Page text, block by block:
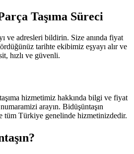
Taşıma Süreci
ve adresleri bildirin. Size anında fiyat
tarihte ekibimiz eşyayı alır ve
hızlı ve güvenli.
hizmetimiz hakkında bilgi ve fiyat
arayın. Bidüşüntaşın
tüm Türkiye genelinde hizmetinizdedir.